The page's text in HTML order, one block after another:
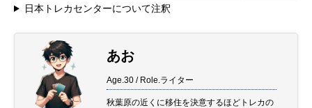
日本トレカセンターについて注釈
あお
Age.30 / Role.ライター
秋葉原の近くに移住を決意するほどトレカの